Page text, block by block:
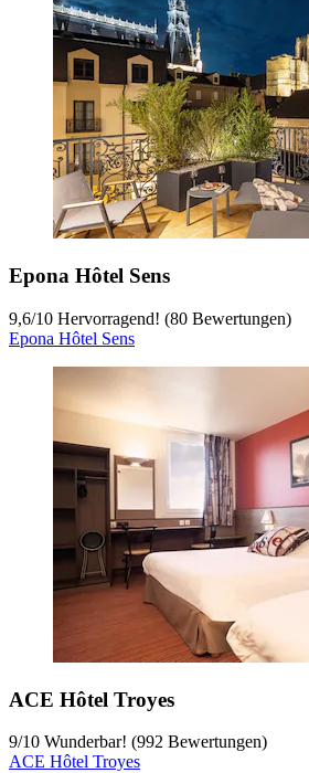
Epona Hôtel Sens
9,6/10 Hervorragend! (80 Bewertungen)
Epona Hôtel Sens
ACE Hôtel Troyes
9/10 Wunderbar! (992 Bewertungen)
ACE Hôtel Troyes